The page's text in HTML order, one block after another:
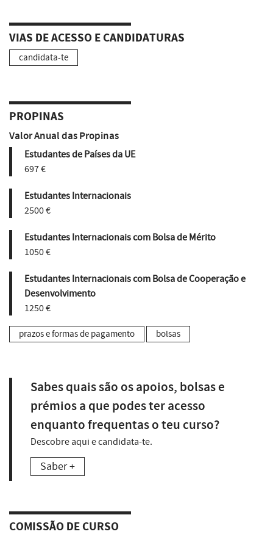
VIAS DE ACESSO E CANDIDATURAS
candidata-te
PROPINAS
Valor Anual das Propinas
Estudantes de Países da UE
697 €
Estudantes Internacionais
2500 €
Estudantes Internacionais com Bolsa de Mérito
1050 €
Estudantes Internacionais com Bolsa de Cooperação e
Desenvolvimento
1250 €
prazos e formas de pagamento bolsas
Sabes quais são os apoios, bolsas e
prémios a que podes ter acesso
enquanto frequentas o teu curso?
Descobre aqui e candidata-te.
Saber +
COMISSÃO DE CURSO